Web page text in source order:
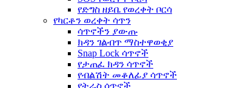
የድግስ ዘይቤ የወረቀት ቦርሳ
የካርቶን ወረቀት ሳጥን
ሳጥኖችን ያውጡ
ክዳን ገልብጥ ማስተዋወቂያ
Snap Lock ሳጥኖች
የታጠፈ ክዳን ሳጥኖች
የብልሽት መቆለፊያ ሳጥኖች
የትራስ ሳጥኖች